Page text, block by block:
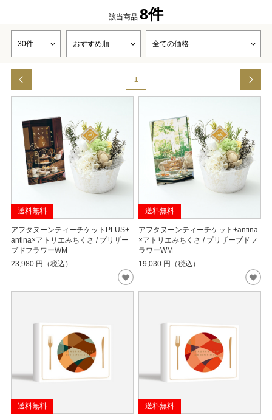
該当商品 8件
1
送料無料
アフタヌーンティーチケットPLUS+
antina×アトリエみちくさ / プリザー
ブドフラワーWM
23,980 円（税込）
送料無料
アフタヌーンティーチケット+antina
×アトリエみちくさ / プリザーブドフ
ラワーWM
19,030 円（税込）
送料無料 送料無料